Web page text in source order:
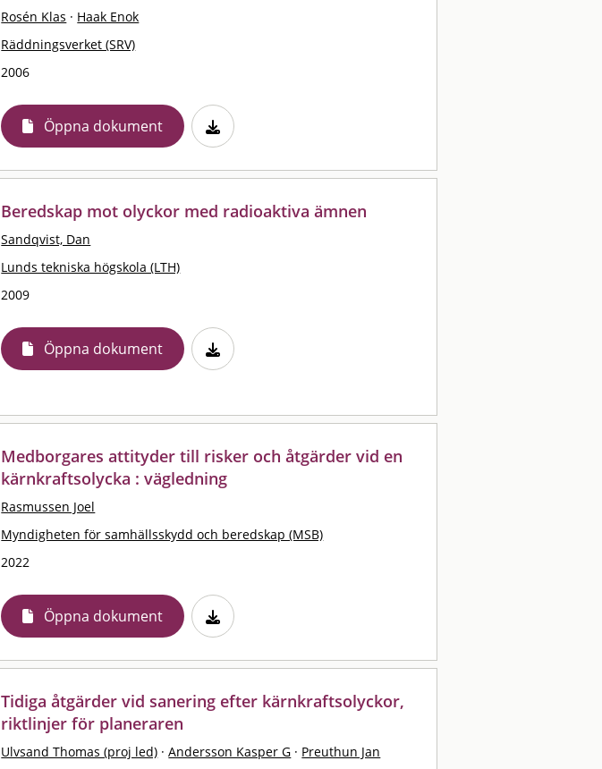
Rosén Klas · Haak Enok
Räddningsverket (SRV)
2006
Öppna dokument
Beredskap mot olyckor med radioaktiva ämnen
Sandqvist, Dan
Lunds tekniska högskola (LTH)
2009
Öppna dokument
Medborgares attityder till risker och åtgärder vid en
kärnkraftsolycka : vägledning
Rasmussen Joel
Myndigheten för samhällsskydd och beredskap (MSB)
2022
Öppna dokument
Tidiga åtgärder vid sanering efter kärnkraftsolyckor,
riktlinjer för planeraren
Ulvsand Thomas (proj led) · Andersson Kasper G · Preuthun Jan